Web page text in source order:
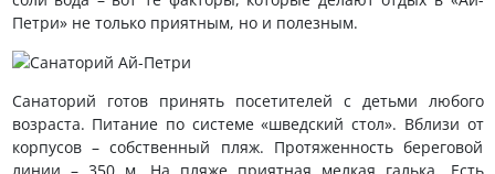
Петри» не только приятным, но и полезным.
Санаторий готов принять посетителей с детьми любого
возраста. Питание по системе «шведский стол». Вблизи от
корпусов – собственный пляж. Протяженность береговой